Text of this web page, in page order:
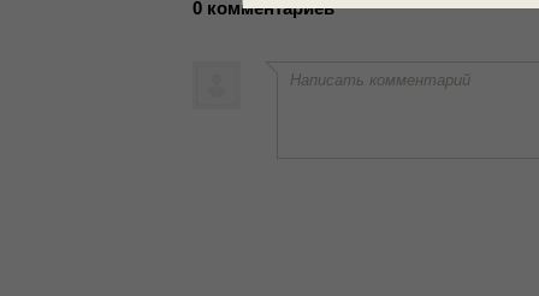
0 комментариев
Написать комментарий